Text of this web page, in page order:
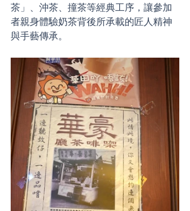
茶」、沖茶、撞茶等經典工序，讓參加
者親身體驗奶茶背後所承載的匠人精神
與手藝傳承。